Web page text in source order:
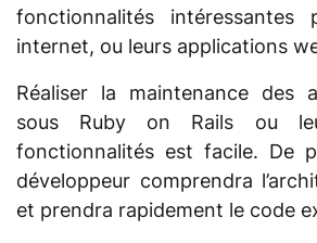
fonctionnalités intéressantes
internet, ou leurs applications
Réaliser la maintenance des
sous Ruby on Rails ou
fonctionnalités est facile. De
développeur comprendra
et prendra rapidement le code